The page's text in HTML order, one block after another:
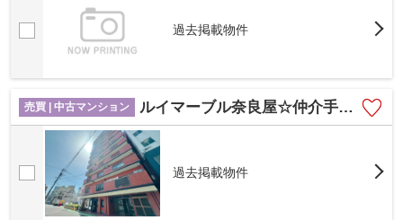
過去掲載物件
売買 | 中古マンション ルイマーブル奈良屋☆仲介手数料無料☆
過去掲載物件